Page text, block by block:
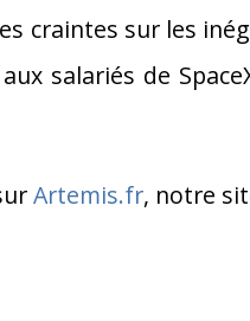
craintes sur les
salariés de
Artemis.fr, notre